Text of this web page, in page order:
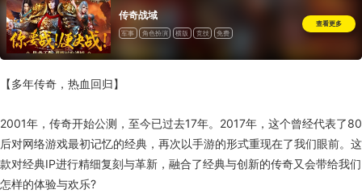
传奇战域
军事 角色扮演 横版 竞技 免费
查看更多
【多年传奇，热血回归】
2001年，传奇开始公测，至今已过去17年。2017年，这个曾经代表了80
后对网络游戏最初记忆的经典，再次以手游的形式重现在了我们眼前。这
款对经典IP进行精细复刻与革新，融合了经典与创新的传奇又会带给我们
怎样的体验与欢乐?